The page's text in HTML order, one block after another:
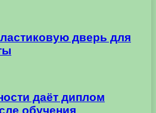
дверь для
даёт диплом
обучения